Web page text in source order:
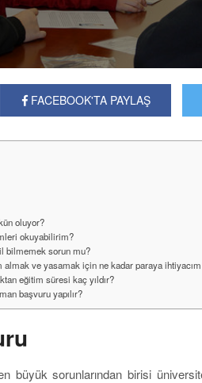
FACEBOOK'TA PAYLAŞ
oluyor?
okuyabilirim?
bilmemek sorun mu?
almak ve yasamak için ne kadar paraya
eğitim süresi kaç yıldır?
başvuru yapılır?
büyük sorunlarından birisi